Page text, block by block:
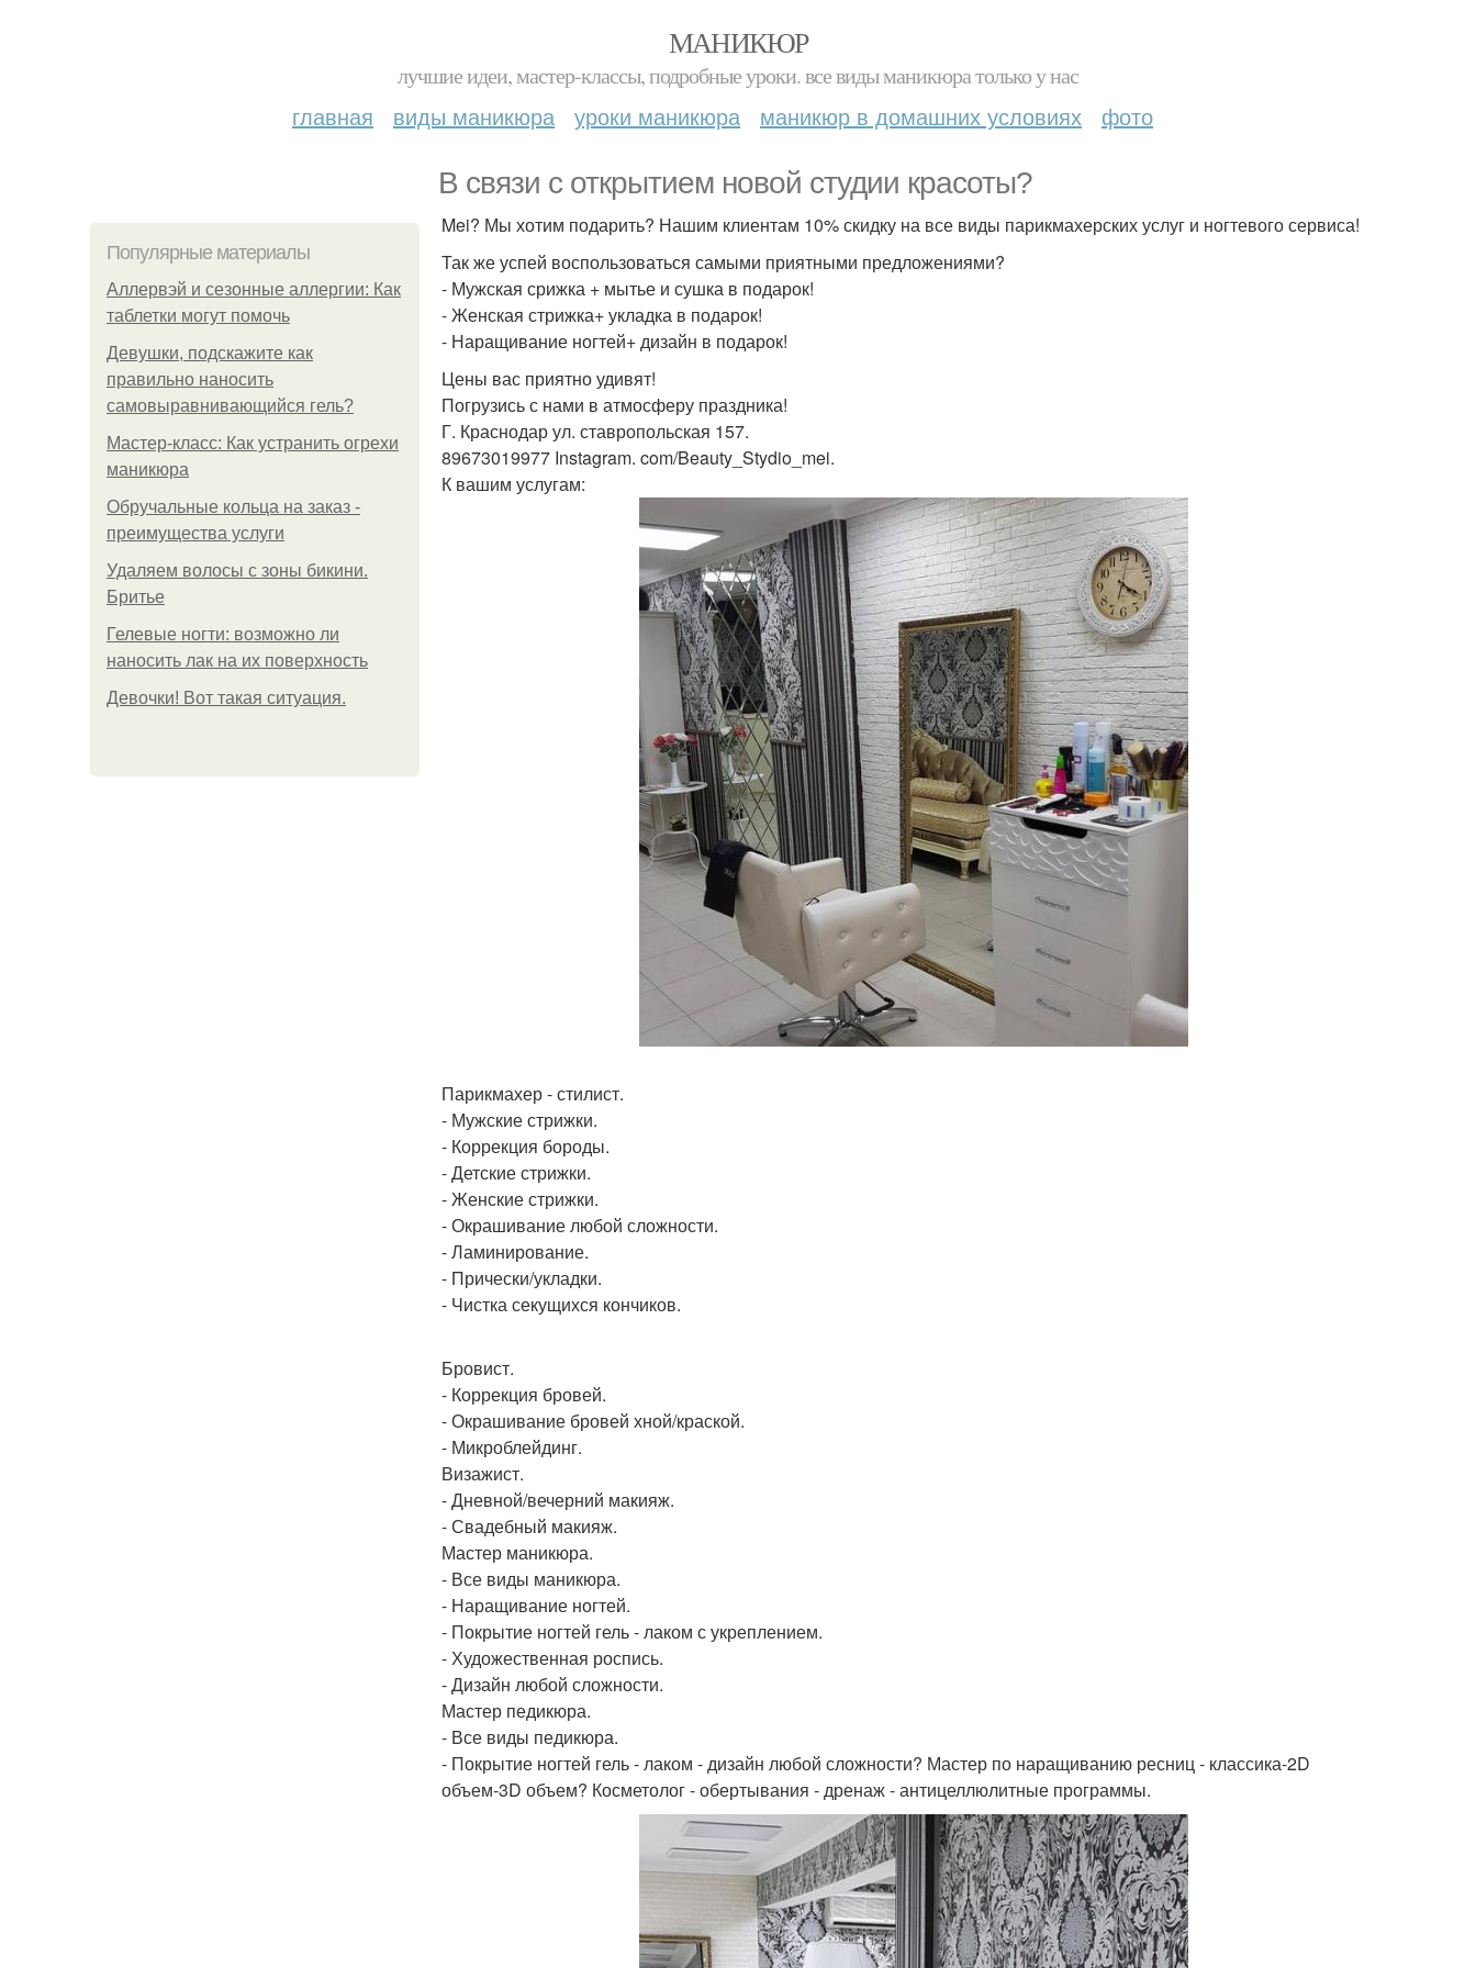
МАНИКЮР
лучшие идеи, мастер-классы, подробные уроки. все виды маникюра только у нас
главная виды маникюра уроки маникюра маникюр в домашних условиях фото
В связи с открытием новой студии красоты?
Популярные материалы
Аллервэй и сезонные аллергии: Как
таблетки могут помочь
Девушки, подскажите как
правильно наносить
самовыравнивающийся гель?
Мастер-класс: Как устранить огрехи
маникюра
Обручальные кольца на заказ -
преимущества услуги
Удаляем волосы с зоны бикини.
Бритье
Гелевые ногти: возможно ли
наносить лак на их поверхность
Девочки! Вот такая ситуация.
Mei? Мы хотим подарить? Нашим клиентам 10% скидку на все виды парикмахерских услуг и ногтевого сервиса!
Так же успей воспользоваться самыми приятными предложениями?
- Мужская срижка + мытье и сушка в подарок!
- Женская стрижка+ укладка в подарок!
- Наращивание ногтей+ дизайн в подарок!
Цены вас приятно удивят!
Погрузись с нами в атмосферу праздника!
Г. Краснодар ул. ставропольская 157.
89673019977 Instagram. com/Beauty_Stydio_mei.
К вашим услугам:
Парикмахер - стилист.
- Мужские стрижки.
- Коррекция бороды.
- Детские стрижки.
- Женские стрижки.
- Окрашивание любой сложности.
- Ламинирование.
- Прически/укладки.
- Чистка секущихся кончиков.
Бровист.
- Коррекция бровей.
- Окрашивание бровей хной/краской.
- Микроблейдинг.
Визажист.
- Дневной/вечерний макияж.
- Свадебный макияж.
Мастер маникюра.
- Все виды маникюра.
- Наращивание ногтей.
- Покрытие ногтей гель - лаком с укреплением.
- Художественная роспись.
- Дизайн любой сложности.
Мастер педикюра.
- Все виды педикюра.
- Покрытие ногтей гель - лаком - дизайн любой сложности? Мастер по наращиванию ресниц - классика-2D
объем-3D объем? Косметолог - обертывания - дренаж - антицеллюлитные программы.